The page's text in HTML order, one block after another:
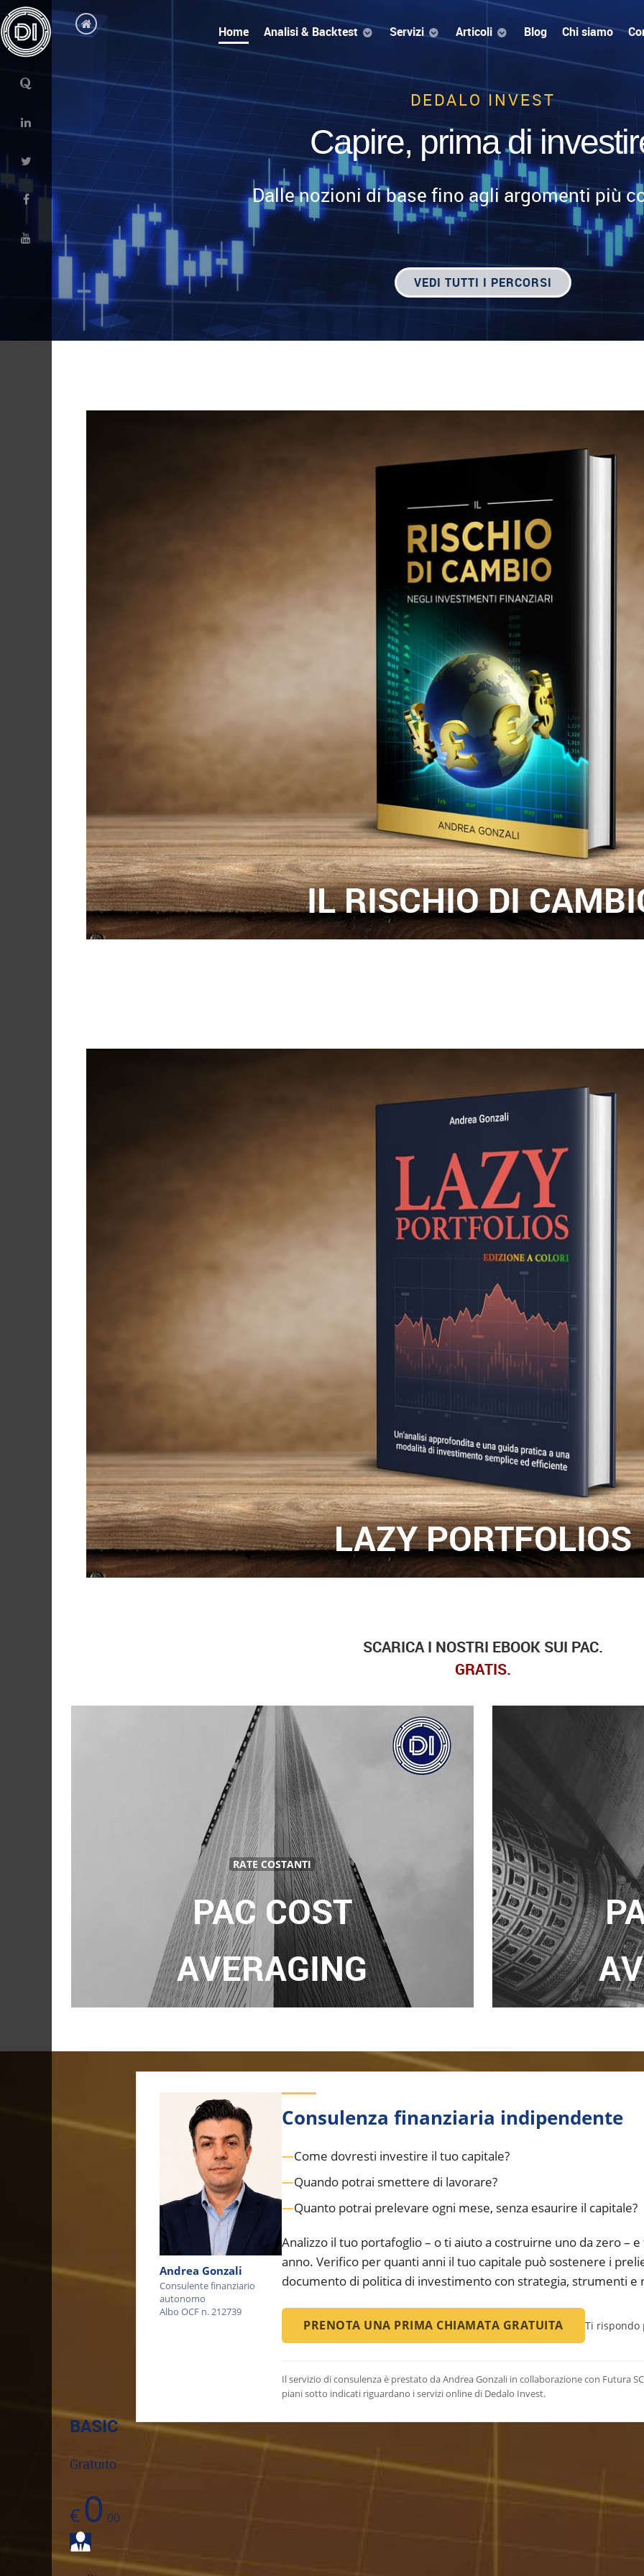
Home Analisi & Backtest Servizi Articoli Blog Chi siamo
DEDALO INVEST
Capire, prima di
Dalle nozioni di base fino agli argomenti più
VEDI TUTTI I PERCORSI
IL RISCHIO DI
LAZY PORTFOLIOS
SCARICA I NOSTRI EBOOK SUI PAC.
GRATIS.
RATE COSTANTI
PAC COST
AVERAGING
Andrea Gonzali
Consulente finanziario
autonomo
Albo OCF n. 212739
Consulenza finanziaria indipendente
—Come dovresti investire il tuo capitale?
—Quando potrai smettere di lavorare?
—Quanto potrai prelevare ogni mese, senza esaurire il capitale?
Analizzo il tuo portafoglio – o ti aiuto a costruirne uno da zero –
anno. Verifico per quanti anni il tuo capitale può sostenere i
documento di politica di investimento con strategia, strumenti e
PRENOTA UNA PRIMA CHIAMATA GRATUITA Ti rispondo
Il servizio di consulenza è prestato da Andrea Gonzali in collaborazione con Futura
piani sotto indicati riguardano i servizi online di Dedalo Invest.
BASIC
Gratuito
€ 0 00